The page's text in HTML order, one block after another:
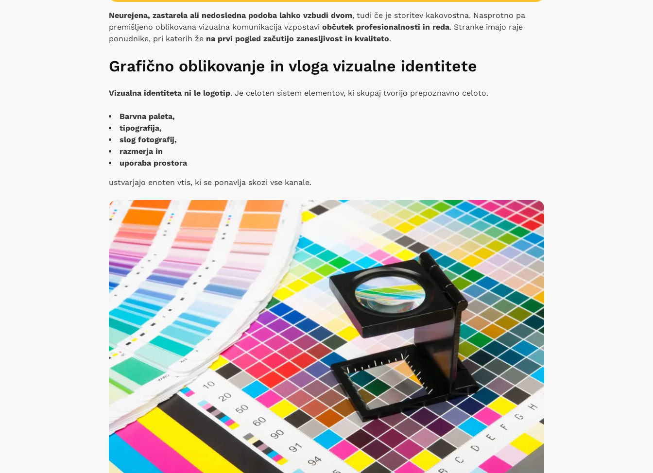
Neurejena, zastarela ali nedosledna podoba lahko vzbudi dvom, tudi če je storitev kakovostna. Nasprotno pa
premišljeno oblikovana vizualna komunikacija vzpostavi občutek profesionalnosti in reda. Stranke imajo raje
ponudnike, pri katerih že na prvi pogled začutijo zanesljivost in kvaliteto.
Grafično oblikovanje in vloga vizualne identitete
Vizualna identiteta ni le logotip. Je celoten sistem elementov, ki skupaj tvorijo prepoznavno celoto.
Barvna paleta,
tipografija,
slog fotografij,
razmerja in
uporaba prostora
ustvarjajo enoten vtis, ki se ponavlja skozi vse kanale.